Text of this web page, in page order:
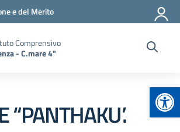
e del Merito
Comprensivo
- C.mare 4"
“PANTHAKU’.